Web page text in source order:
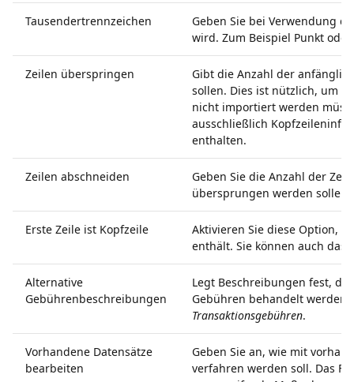
Tausendertrennzeichen
Geben Sie bei Verwendung
wird. Zum Beispiel Punkt oder
Zeilen überspringen
Gibt die Anzahl der
sollen. Dies ist nützlich, um
nicht importiert werden
ausschließlich
enthalten.
Zeilen abschneiden
Geben Sie die Anzahl der
übersprungen werden sollen.
Erste Zeile ist Kopfzeile
Aktivieren Sie diese Option,
enthält. Sie können auch das
Alternative
Gebührenbeschreibungen
Legt Beschreibungen fest,
Gebühren behandelt werden
Transaktionsgebühren.
Vorhandene Datensätze
bearbeiten
Geben Sie an, wie mit
verfahren werden soll. Das